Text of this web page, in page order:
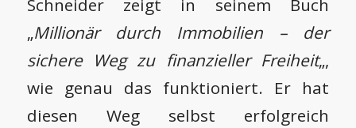
Schneider zeigt in seinem Buch
„Millionär durch Immobilien – der
sichere Weg zu finanzieller Freiheit„,
wie genau das funktioniert. Er hat
diesen Weg selbst erfolgreich